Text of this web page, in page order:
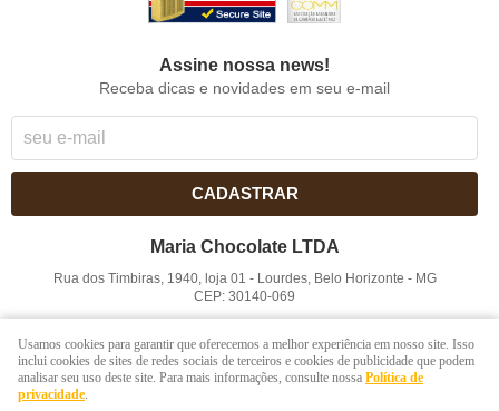
Assine nossa news!
Receba dicas e novidades em seu e-mail
CADASTRAR
Maria Chocolate LTDA
Rua dos Timbiras, 1940, loja 01 - Lourdes, Belo Horizonte - MG
CEP: 30140-069
LOJA VIRTUAL CRIADA POR
Usamos cookies para garantir que oferecemos a melhor experiência em nosso site. Isso
inclui cookies de sites de redes sociais de terceiros e cookies de publicidade que podem
analisar seu uso deste site. Para mais informações, consulte nossa Política de
privacidade.